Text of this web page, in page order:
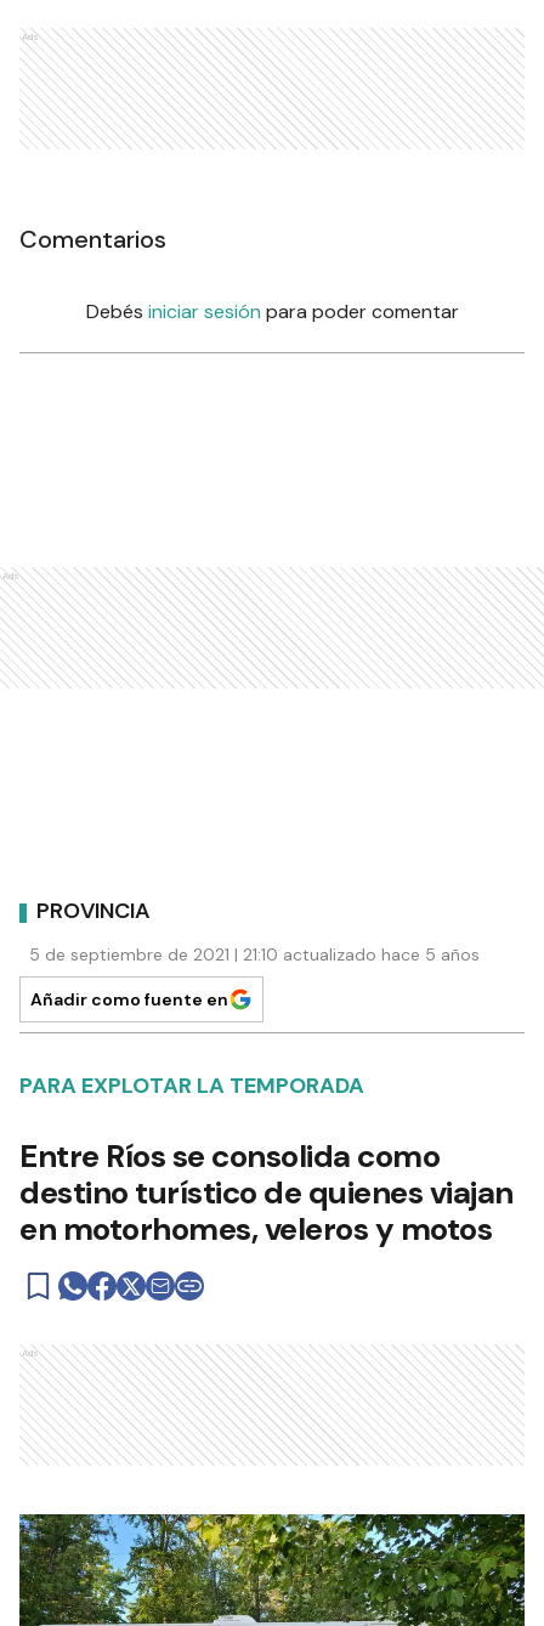
Ads
Comentarios
Debés iniciar sesión para poder comentar
Ads
PROVINCIA
5 de septiembre de 2021 | 21:10 actualizado hace 5 años
Añadir como fuente en
PARA EXPLOTAR LA TEMPORADA
Entre Ríos se consolida como
destino turístico de quienes viajan
en motorhomes, veleros y motos
Ads